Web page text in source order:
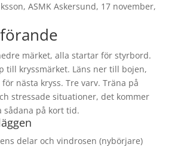
ASMK Askersund, 17 november,
märket, alla startar för styrbord.
till kryssmärket. Läns ner till bojen,
nästa kryss. Tre varv. Träna på
stressade situationer, det kommer
sådana på kort tid.
delar och vindrosen (nybörjare)